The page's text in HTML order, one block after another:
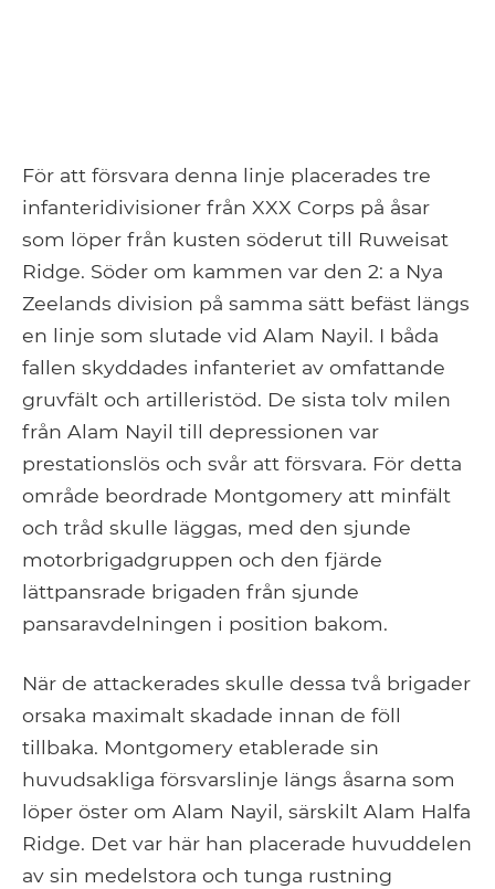
För att försvara denna linje placerades tre
infanteridivisioner från XXX Corps på åsar
som löper från kusten söderut till Ruweisat
Ridge. Söder om kammen var den 2: a Nya
Zeelands division på samma sätt befäst längs
en linje som slutade vid Alam Nayil. I båda
fallen skyddades infanteriet av omfattande
gruvfält och artilleristöd. De sista tolv milen
från Alam Nayil till depressionen var
prestationslös och svår att försvara. För detta
område beordrade Montgomery att minfält
och tråd skulle läggas, med den sjunde
motorbrigadgruppen och den fjärde
lättpansrade brigaden från sjunde
pansaravdelningen i position bakom.
När de attackerades skulle dessa två brigader
orsaka maximalt skadade innan de föll
tillbaka. Montgomery etablerade sin
huvudsakliga försvarslinje längs åsarna som
löper öster om Alam Nayil, särskilt Alam Halfa
Ridge. Det var här han placerade huvuddelen
av sin medelstora och tunga rustning